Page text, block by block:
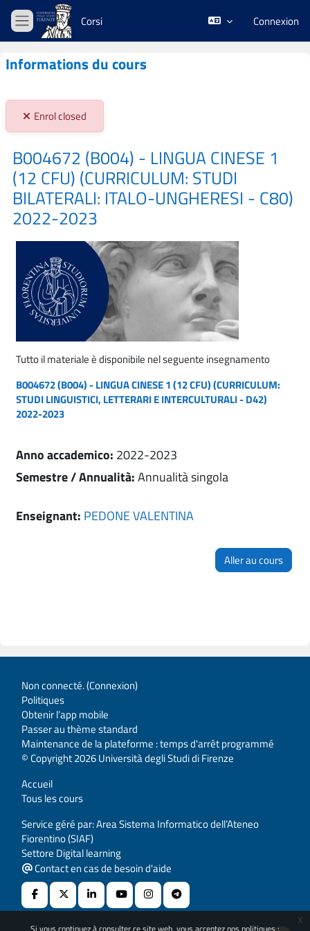
Passer au contenu principal
x
Panneau latéral
Corsi Connexion
Informations du cours
Stato iscrizioni:
Enrol closed
B004672 (B004) - LINGUA CINESE 1
(12 CFU) (CURRICULUM: STUDI
BILATERALI: ITALO-UNGHERESI - C80)
2022-2023
Tutto il materiale è disponibile nel seguente insegnamento
B004672 (B004) - LINGUA CINESE 1 (12 CFU) (CURRICULUM:
STUDI LINGUISTICI, LETTERARI E INTERCULTURALI - D42)
2022-2023
Anno accademico: 2022-2023
Semestre / Annualità:Annualità singola
Enseignant: PEDONE VALENTINA
Aller au cours
Non connecté. (Connexion)
Politiques
Obtenir l’app mobile
Passer au thème standard
Maintenance de la plateforme : temps d'arrêt programmé
© Copyright 2026 Università degli Studi di Firenze
Accueil
Tous les cours
Service géré par: Area Sistema Informatico dell’Ateneo
Fiorentino (SIAF)
Settore Digital learning
Contact en cas de besoin d'aide